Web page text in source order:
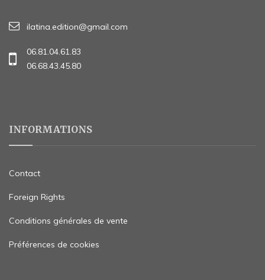
ilatina.edition@gmail.com
06.81.04.61.83
06.68.43.45.80
INFORMATIONS
Contact
Foreign Rights
Conditions générales de vente
Préférences de cookies